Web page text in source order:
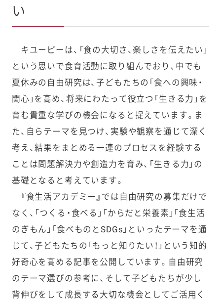
い
キユーピーは、「食の大切さ、楽しさを伝えたい」
という思いで食育活動に取り組んでおり、中でも
夏休みの自由研究は、子どもたちの「食への興味・
関心」を高め、将来にわたって役立つ「生きる力」を
育む貴重な学びの機会になると捉えています。ま
た、自らテーマを見つけ、実験や観察を通じて深く
考え、結果をまとめる一連のプロセスを経験する
ことは問題解決力や創造力を育み、「生きる力」の
基礎となると考えています。
『食生活アカデミー』では自由研究の募集だけで
なく、「つくる・食べる」「からだと栄養素」「食生活
のぎもん」「食べものとSDGs」といったテーマを通
じて、子どもたちの「もっと知りたい！」という知的
好奇心を高める記事を公開しています。自由研究
のテーマ選びの参考に、そして子どもたちが少し
背伸びをして成長する大切な機会としてご活用く